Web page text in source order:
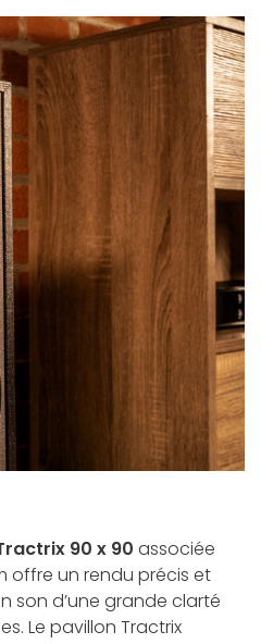
90 x 90 associée
offre un rendu précis et
son d’une grande clarté
Le pavillon Tractrix